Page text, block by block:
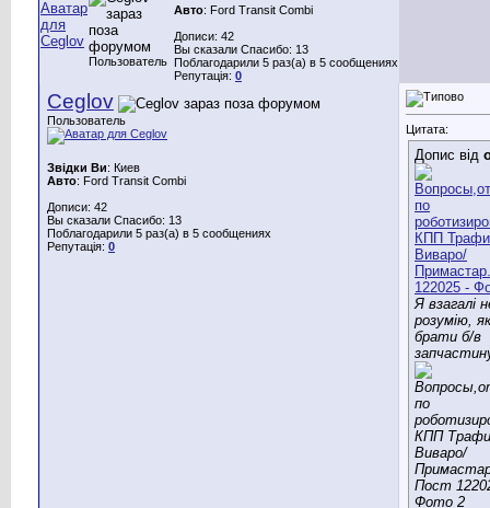
Пользователь
Авто: Ford Transit Combi
Дописи: 42
Вы сказали Спасибо: 13
Поблагодарили 5 раз(а) в 5 сообщениях
Репутація: 0
Ceglov
Пользователь
Звідки Ви: Киев
Авто: Ford Transit Combi
Дописи: 42
Вы сказали Спасибо: 13
Поблагодарили 5 раз(а) в 5 сообщениях
Репутація: 0
Цитата:
Допис від
Я взагалі
розумію,
брати б/в